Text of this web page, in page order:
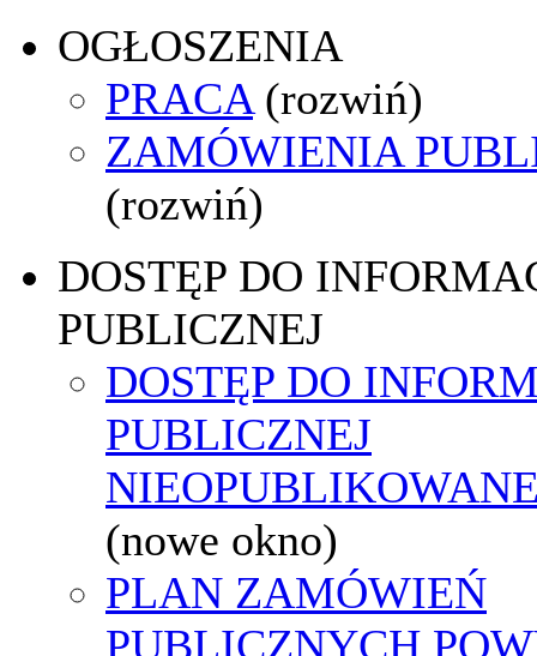
OGŁOSZENIA
PRACA (rozwiń)
ZAMÓWIENIA
(rozwiń)
DOSTĘP DO
PUBLICZNEJ
DOSTĘP DO
PUBLICZNEJ
(nowe okno)
PLAN ZAMÓWIEŃ
PUBLICZNYCH